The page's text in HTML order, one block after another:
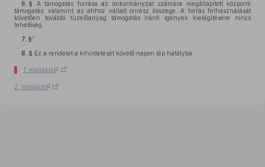
6. § A támogatás forrása az önkormányzat számára megállapított központi
támogatás, valamint az ahhoz vállalt önrész összege. A forrás felhasználását
követően további tüzelőanyag támogatás iránti igények kielégítésére nincs
lehetőség.
7. §3
8. § Ez a rendelet a kihirdetését követő napon lép hatályba.
1. melléklet4
2. melléklet5